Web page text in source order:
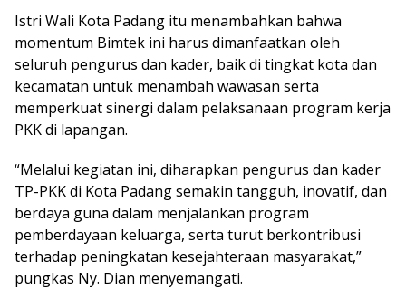
Istri Wali Kota Padang itu menambahkan bahwa
momentum Bimtek ini harus dimanfaatkan oleh
seluruh pengurus dan kader, baik di tingkat kota dan
kecamatan untuk menambah wawasan serta
memperkuat sinergi dalam pelaksanaan program kerja
PKK di lapangan.
“Melalui kegiatan ini, diharapkan pengurus dan kader
TP-PKK di Kota Padang semakin tangguh, inovatif, dan
berdaya guna dalam menjalankan program
pemberdayaan keluarga, serta turut berkontribusi
terhadap peningkatan kesejahteraan masyarakat,”
pungkas Ny. Dian menyemangati.